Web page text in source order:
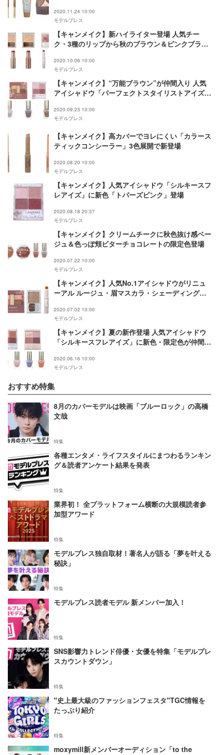
2020.11.24 10:00
モデルプレス
【キャンメイク】新ハイライター登場 人気チー
ク・3種のリップから秋のブラウン＆ピンクブラウ
2020.10.06 10:00
モデルプレス
【キャンメイク】“万能ブラウン”が仲間入り 人気
アイシャドウ「パーフェクトスタイリストアイズ」
2020.09.23 10:00
モデルプレス
【キャンメイク】高カバーでヨレにくい「カラース
ティックコンシーラー」3色展開で新登場
2020.08.20 10:00
モデルプレス
【キャンメイク】人気アイシャドウ「シルキースフ
レアイズ」に新色「トパーズピンク」登場
2020.08.18 20:37
モデルプレス
【キャンメイク】クリームチークに秋色抜け感ベー
ジュ＆色っぽ頬ビターチョコレートの限定色登場
2020.07.22 10:00
モデルプレス
【キャンメイク】人気No.1アイシャドウがリニュ
ーアル ルージュ・眉マスカラ・シェーディングパ
2020.07.02 10:00
モデルプレス
【キャンメイク】夏の新作登場 人気アイシャドウ
「シルキースフレアイズ」に新色・限定色が仲間入
2020.06.16 10:00
モデルプレス
おすすめ特集
8月のカバーモデルは映画「ブルーロック」の高橋
文哉
特集
各種エンタメ・ライフスタイルにまつわるランキン
グ＆読者アンケート結果を発表
特集
業界初！ 全プラットフォーム横断の大規模読者参
加型アワード
特集
モデルプレス独自取材！著名人が語る「夢を叶える
秘訣」
特集
モデルプレス読者モデル 新メンバー加入！
特集
SNS影響力トレンド俳優・女優を特集「モデルプレ
スカウントダウン」
特集
"史上最大級のファッションフェスタ"TGC情報を
たっぷり紹介
特集
moxymill新メンバーオーディション「to the